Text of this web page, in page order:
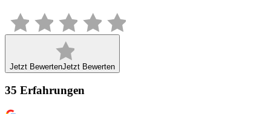
Jetzt BewertenJetzt Bewerten
35 Erfahrungen